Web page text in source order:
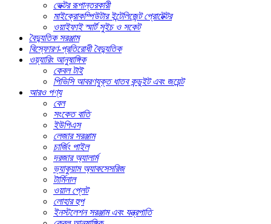
ভেক্টর রূপান্তরকারী
মাইক্রোকম্পিউটার ইন্টেলিজেন্ট প্রোটেক্টর
ওয়াইফাই স্মার্ট সুইচ ও সকেট
বৈদ্যুতিক সরঞ্জাম
বিস্ফোরণ-প্রতিরোধী বৈদ্যুতিক
ওয়্যারিং আনুষাঙ্গিক
কেবল টাই
পিভিসি আবরণযুক্ত ধাতব কন্ডুইট এবং জয়েন্ট
আরও পণ্য
বেল
সংকেত বাতি
ইউপিএস
লেজার সরঞ্জাম
চার্জিং পাইল
দরজার অ্যালার্ম
ভ্যাকুয়াম অ্যাকসেসরিজ
টার্মিনাল
ওয়াল প্লেট
লোহার হুপ
ইনস্টলেশন সরঞ্জাম এবং যন্ত্রপাতি